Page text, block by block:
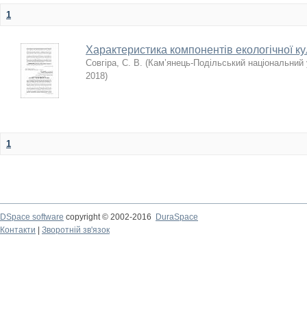
1
Характеристика компонентів екологічної
Совгіра, С. В. (Кам’янець-Подільський національний
2018)
1
DSpace software copyright © 2002-2016
DuraSpace
Контакти
Зворотній зв'язок